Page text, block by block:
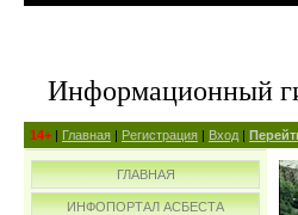
Информационный
14+ | Главная | Регистрация | Вход |
ГЛАВНАЯ
ИНФОПОРТАЛ АСБЕСТА